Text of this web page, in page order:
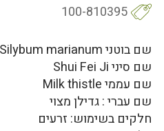
100-810395
שם בוטני Silybum marianum
שם סיני Shui Fei Ji
שם עממי Milk thistle
שם עברי : גדילן מצוי
חלקים בשימוש: זרעים